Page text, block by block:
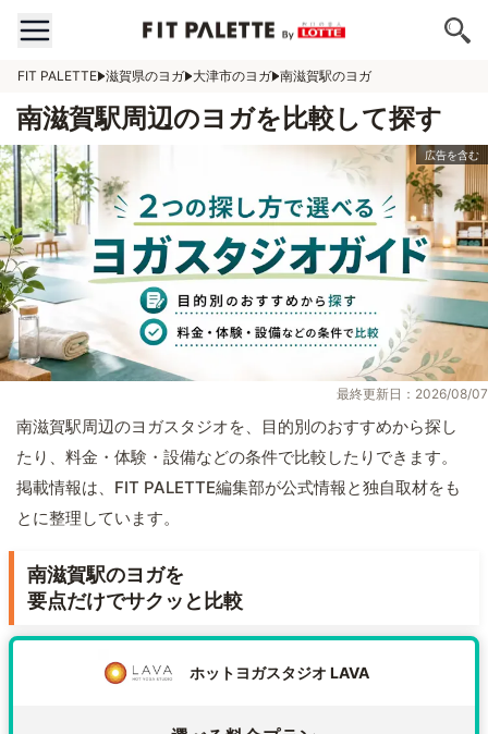
FIT PALETTE 滋賀県のヨガ 大津市のヨガ 南滋賀駅のヨガ
南滋賀駅周辺のヨガを比較して探す
最終更新日：2026/08/07
南滋賀駅周辺のヨガスタジオを、目的別のおすすめから探し
たり、料金・体験・設備などの条件で比較したりできます。
掲載情報は、FIT PALETTE編集部が公式情報と独自取材をも
とに整理しています。
南滋賀駅のヨガを
要点だけでサクッと比較
ホットヨガスタジオ LAVA